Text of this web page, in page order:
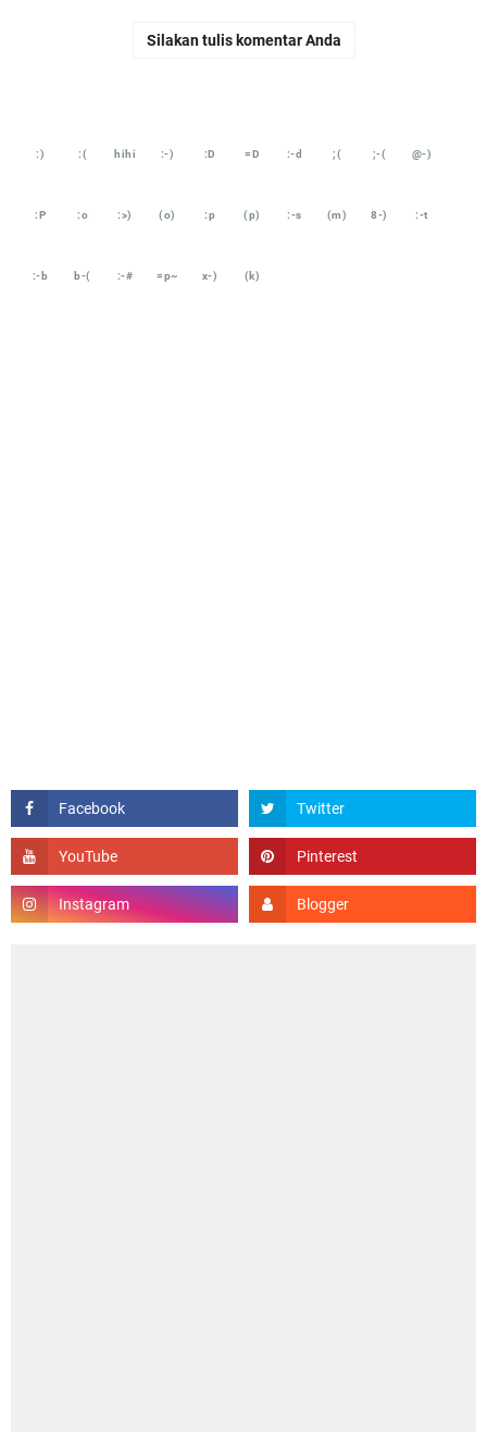
Silakan tulis komentar Anda
:) :( hihi :-) :D =D :-d ;( ;-( @-)
:P :o :>) (o) :p (p) :-s (m) 8-) :-t
:-b b-( :-# =p~ x-) (k)